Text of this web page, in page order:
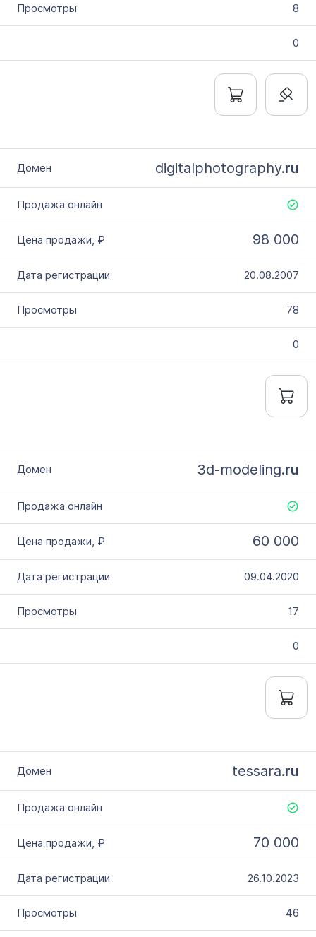
8
0
digitalphotography.ru
98 000
20.08.2007
78
0
3d-modeling.ru
60 000
09.04.2020
17
0
tessara.ru
70 000
26.10.2023
46